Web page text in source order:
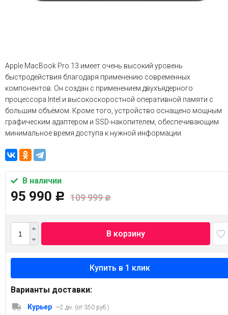
Apple MacBook Pro 13 имеет очень высокий уровень
быстродействия благодаря применению современных
компонентов. Он создан с применением двухъядерного
процессора Intel и высокоскоростной оперативной памяти с
большим объёмом. Кроме того, устройство оснащено мощным
графическим адаптером и SSD-накопителем, обеспечивающим
минимальное время доступа к нужной информации.
В наличии
95 990 Р 109 999Р
В корзину
Варианты доставки:
Курьер ~2 дн. (от 350 руб.)